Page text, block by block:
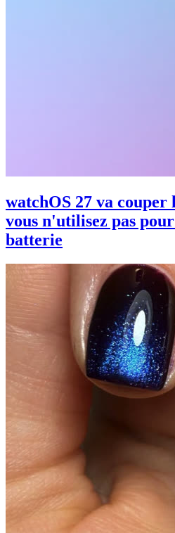
watchOS 27 va couper
vous n'utilisez pas
batterie